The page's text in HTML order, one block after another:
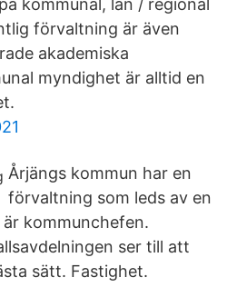
kommunal, län / regional
förvaltning är även
akademiska
myndighet är alltid en
Årjängs kommun har en
förvaltning som leds av en
kommunchefen.
ser till att
sätt. Fastighet.